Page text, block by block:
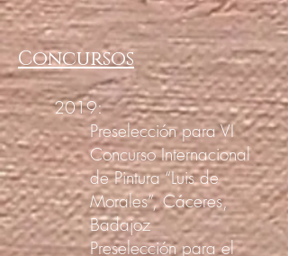
Concursos
2019:
Preselección para VI
Concurso Internacional
de Pintura “Luis de
Morales”, Cáceres,
Badajoz
Preselección para el